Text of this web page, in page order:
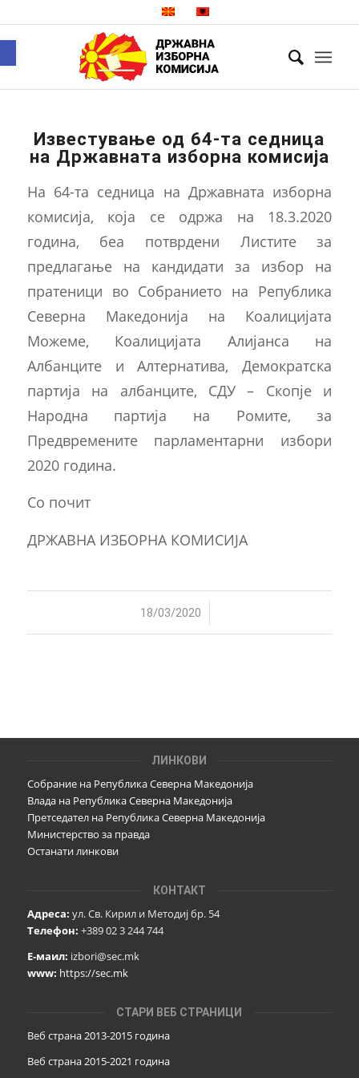
Известување од 64-та седница
на Државната изборна комисија
На 64-та седница на Државната изборна
комисија, која се одржа на 18.3.2020
година, беа потврдени Листите за
предлагање на кандидати за избор на
пратеници во Собранието на Република
Северна Македонија на Коалицијата
Можеме, Коалицијата Алијанса на
Албанците и Алтернатива, Демократска
партија на албанците, СДУ – Скопје и
Народна партија на Ромите, за
Предвремените парламентарни избори
2020 година.
Со почит
ДРЖАВНА ИЗБОРНА КОМИСИЈА
18/03/2020
/
ЛИНКОВИ
Собрание на Република Северна Македонија
Влада на Република Северна Македонија
Претседател на Република Северна Македонија
Министерство за правда
Останати линкови
КОНТАКТ
Адреса: ул. Св. Кирил и Методиј бр. 54
Телефон: +389 02 3 244 744
Е-маил: izbori@sec.mk
www: https://sec.mk
СТАРИ ВЕБ СТРАНИЦИ
Веб страна 2013-2015 година
Веб страна 2015-2021 година
Open toolbar